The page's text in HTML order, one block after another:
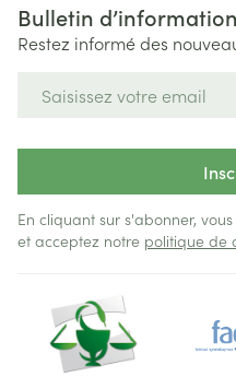
Bulletin d’information
Restez informé des
En cliquant sur s'abonner,
et acceptez notre politique de